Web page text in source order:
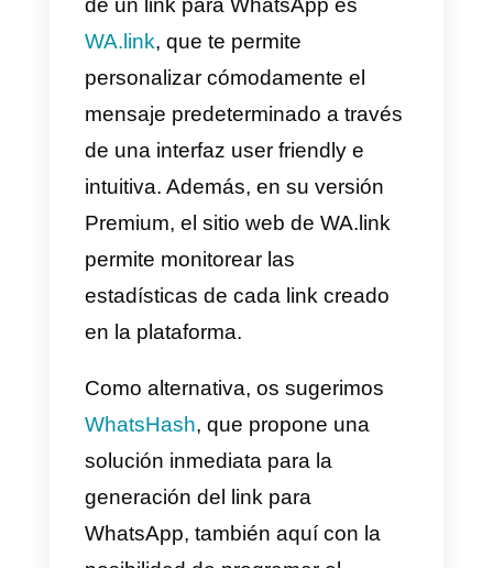
con el mensaje predeterminado,
que dará una importante
información al equipo de ventas
asistencia sobre sus intenciones,
y hará que la comunicación sea
más eficaz.
2) Agregar el mensaje
es un método que
requiere un cierto nivel de
conocimientos técnicos, pero
hace posible un seguimiento de